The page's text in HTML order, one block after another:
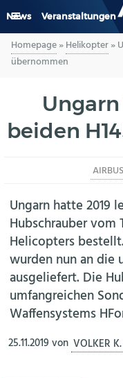
News Veranstaltungen
GENERAL AVIATION
LUFTVERKEHR
INDUSTRIE
HELIKOPTER
BERUFE
AERO-KULTUR
Homepage»Helikopter»
übernommen
beiden
Ungarn hatte 2019
Hubschrauber vom
Helicopters
wurden nun an die
ausgeliefert. Die
umfangreichen
Waffensystems
25.11.2019 von VOLKER